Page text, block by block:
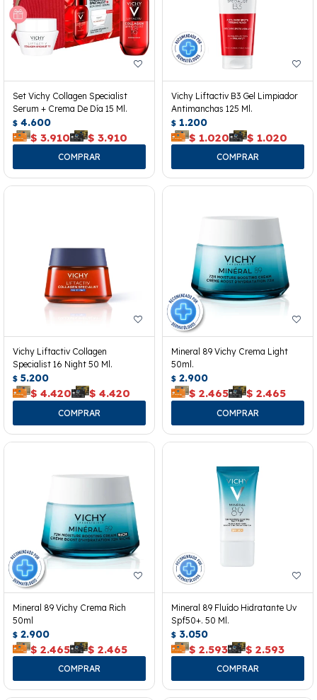
Set Vichy Collagen Specialist
Serum + Crema De Día 15 Ml.
$ 4.600
$ 3.910 $ 3.910
Vichy Liftactiv B3 Gel Limpiador
Antimanchas 125 Ml.
$ 1.200
$ 1.020 $ 1.020
Vichy Liftactiv Collagen
Specialist 16 Night 50 Ml.
$ 5.200
$ 4.420 $ 4.420
Mineral 89 Vichy Crema Light
50ml.
$ 2.900
$ 2.465 $ 2.465
Mineral 89 Vichy Crema Rich
50ml
$ 2.900
$ 2.465 $ 2.465
Mineral 89 Fluído Hidratante Uv
Spf50+. 50 Ml.
$ 3.050
$ 2.593 $ 2.593